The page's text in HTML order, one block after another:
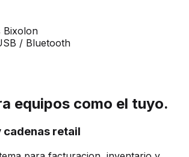
Bixolon
/ Bluetooth
equipos como el tuyo.
cadenas retail